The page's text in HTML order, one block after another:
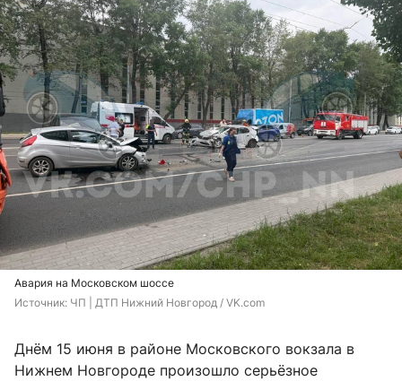
Авария на Московском шоссе
Источник: ЧП | ДТП Нижний Новгород / VK.com
Днём 15 июня в районе Московского вокзала в
Нижнем Новгороде произошло серьёзное